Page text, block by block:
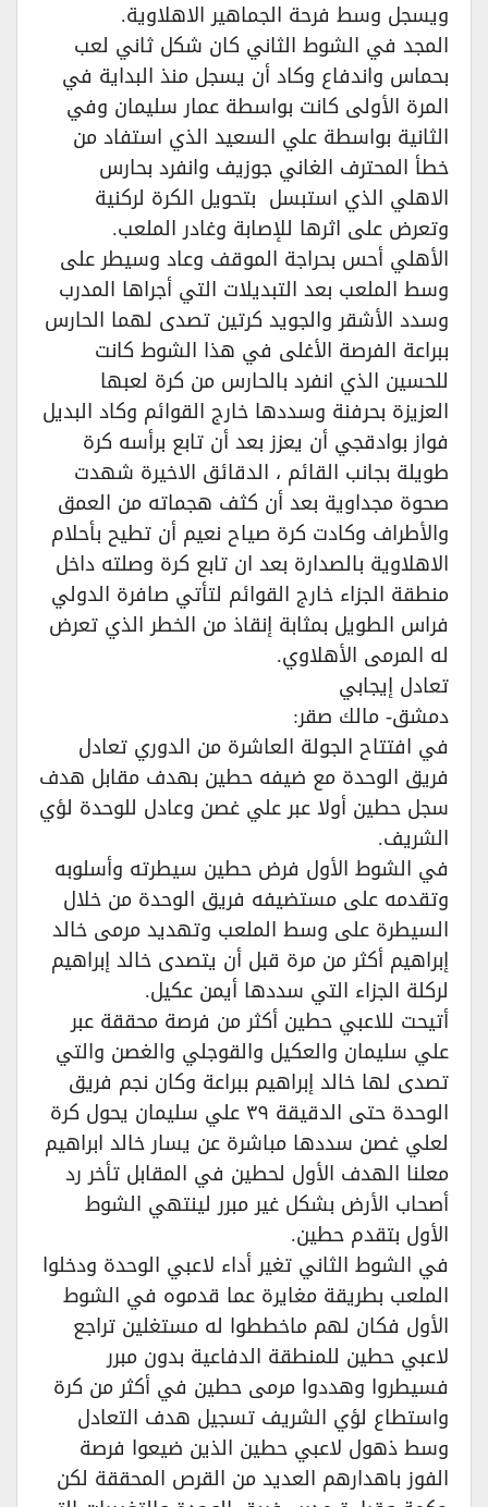
ويسجل وسط فرحة الجماهير الاهلاوية.
المجد في الشوط الثاني كان شكل ثاني لعب
بحماس واندفاع وكاد أن يسجل منذ البداية في
المرة الأولى كانت بواسطة عمار سليمان وفي
الثانية بواسطة علي السعيد الذي استفاد من
خطأ المحترف الغاني جوزيف وانفرد بحارس
الاهلي الذي استبسل بتحويل الكرة لركنية
وتعرض على اثرها للإصابة وغادر الملعب.
الأهلي أحس بحراجة الموقف وعاد وسيطر على
وسط الملعب بعد التبديلات التي أجراها المدرب
وسدد الأشقر والجويد كرتين تصدى لهما الحارس
ببراعة الفرصة الأغلى في هذا الشوط كانت
للحسين الذي انفرد بالحارس من كرة لعبها
العزيزة بحرفنة وسددها خارج القوائم وكاد البديل
فواز بوادقجي أن يعزز بعد أن تابع برأسه كرة
طويلة بجانب القائم ، الدقائق الاخيرة شهدت
صحوة مجداوية بعد أن كثف هجماته من العمق
والأطراف وكادت كرة صياح نعيم أن تطيح بأحلام
الاهلاوية بالصدارة بعد ان تابع كرة وصلته داخل
منطقة الجزاء خارج القوائم لتأتي صافرة الدولي
فراس الطويل بمثابة إنقاذ من الخطر الذي تعرض
له المرمى الأهلاوي.
تعادل إيجابي
دمشق- مالك صقر:
في افتتاح الجولة العاشرة من الدوري تعادل
فريق الوحدة مع ضيفه حطين بهدف مقابل هدف
سجل حطين أولا عبر علي غصن وعادل للوحدة لؤي
الشريف.
في الشوط الأول فرض حطين سيطرته وأسلوبه
وتقدمه على مستضيفه فريق الوحدة من خلال
السيطرة على وسط الملعب وتهديد مرمى خالد
إبراهيم أكثر من مرة قبل أن يتصدى خالد إبراهيم
لركلة الجزاء التي سددها أيمن عكيل.
أتيحت للاعبي حطين أكثر من فرصة محققة عبر
علي سليمان والعكيل والقوجلي والغصن والتي
تصدى لها خالد إبراهيم ببراعة وكان نجم فريق
الوحدة حتى الدقيقة ٣٩ علي سليمان يحول كرة
لعلي غصن سددها مباشرة عن يسار خالد ابراهيم
معلنا الهدف الأول لحطين في المقابل تأخر رد
أصحاب الأرض بشكل غير مبرر لينتهي الشوط
الأول بتقدم حطين.
في الشوط الثاني تغير أداء لاعبي الوحدة ودخلوا
الملعب بطريقة مغايرة عما قدموه في الشوط
الأول فكان لهم ماخططوا له مستغلين تراجع
لاعبي حطين للمنطقة الدفاعية بدون مبرر
فسيطروا وهددوا مرمى حطين في أكثر من كرة
واستطاع لؤي الشريف تسجيل هدف التعادل
وسط ذهول لاعبي حطين الذين ضيعوا فرصة
الفوز باهدارهم العديد من القرص المحققة لكن